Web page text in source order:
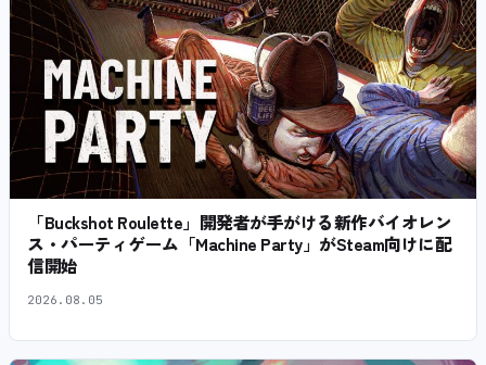
「Buckshot Roulette」開発者が手がける新作バイオレン
ス・パーティゲーム「Machine Party」がSteam向けに配
信開始
2026.08.05